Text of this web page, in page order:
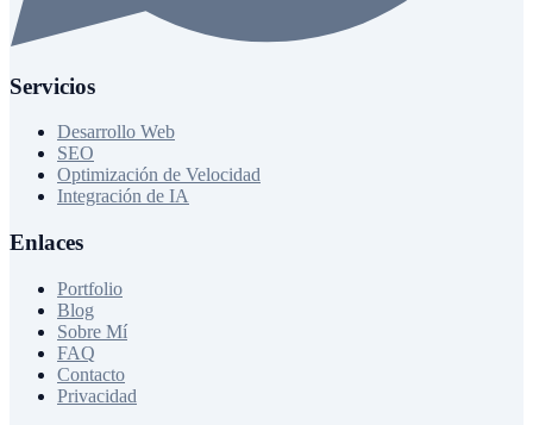
Servicios
Desarrollo Web
SEO
Optimización de Velocidad
Integración de IA
Enlaces
Portfolio
Blog
Sobre Mí
FAQ
Contacto
Privacidad